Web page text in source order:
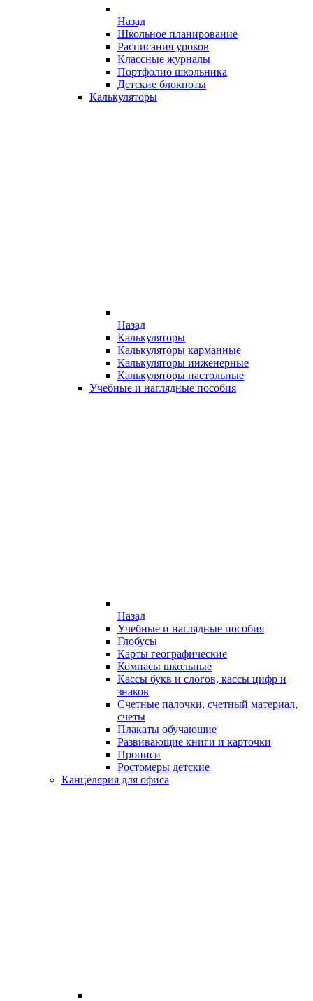
Назад
Школьное планирование
Расписания уроков
Классные журналы
Портфолио школьника
Детские блокноты
Калькуляторы
Назад
Калькуляторы
Калькуляторы карманные
Калькуляторы инженерные
Калькуляторы настольные
Учебные и наглядные пособия
Назад
Учебные и наглядные пособия
Глобусы
Карты географические
Компасы школьные
Кассы букв и слогов, кассы цифр и
знаков
Счетные палочки, счетный материал,
счеты
Плакаты обучающие
Развивающие книги и карточки
Прописи
Ростомеры детские
Канцелярия для офиса